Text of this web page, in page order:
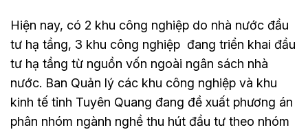
Hiện nay, có 2 khu công nghiệp do nhà nước đầu
tư hạ tầng, 3 khu công nghiệp đang triển khai đầu
tư hạ tầng từ nguồn vốn ngoài ngân sách nhà
nước. Ban Quản lý các khu công nghiệp và khu
kinh tế tỉnh Tuyên Quang đang đề xuất phương án
phân nhóm ngành nghề thu hút đầu tư theo nhóm